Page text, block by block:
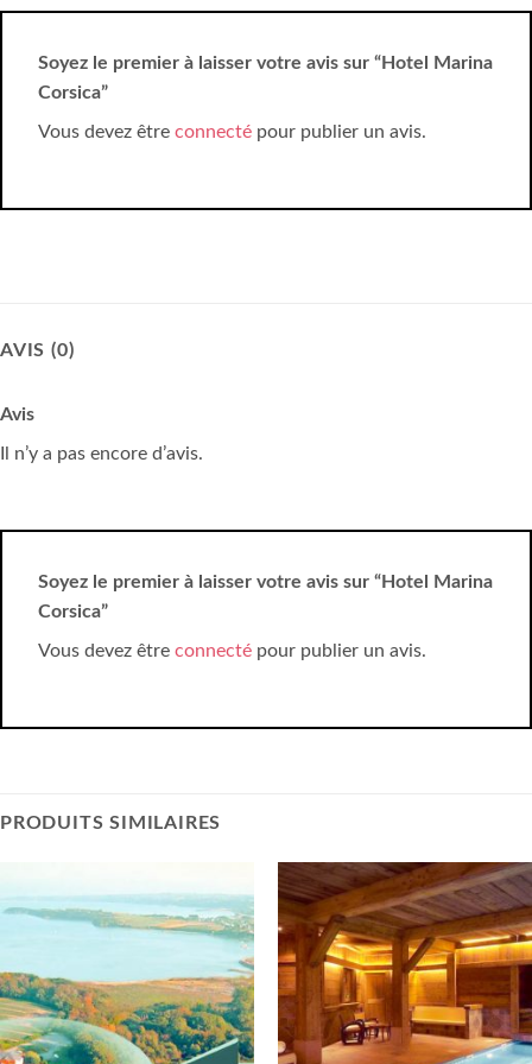
Soyez le premier à laisser votre avis sur “Hotel Marina
Corsica”
Vous devez être connecté pour publier un avis.
AVIS (0)
Avis
Il n’y a pas encore d’avis.
Soyez le premier à laisser votre avis sur “Hotel Marina
Corsica”
Vous devez être connecté pour publier un avis.
PRODUITS SIMILAIRES